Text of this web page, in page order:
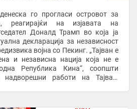
го прогласи островот за
реагирајќи на изјавата на
Доналд Трамп во која ја
декларација за независност
војна со Пекинг. „Тајван е
и независна нација која не е
Република Кина“, соопшти
надворешни работи на Тајван,